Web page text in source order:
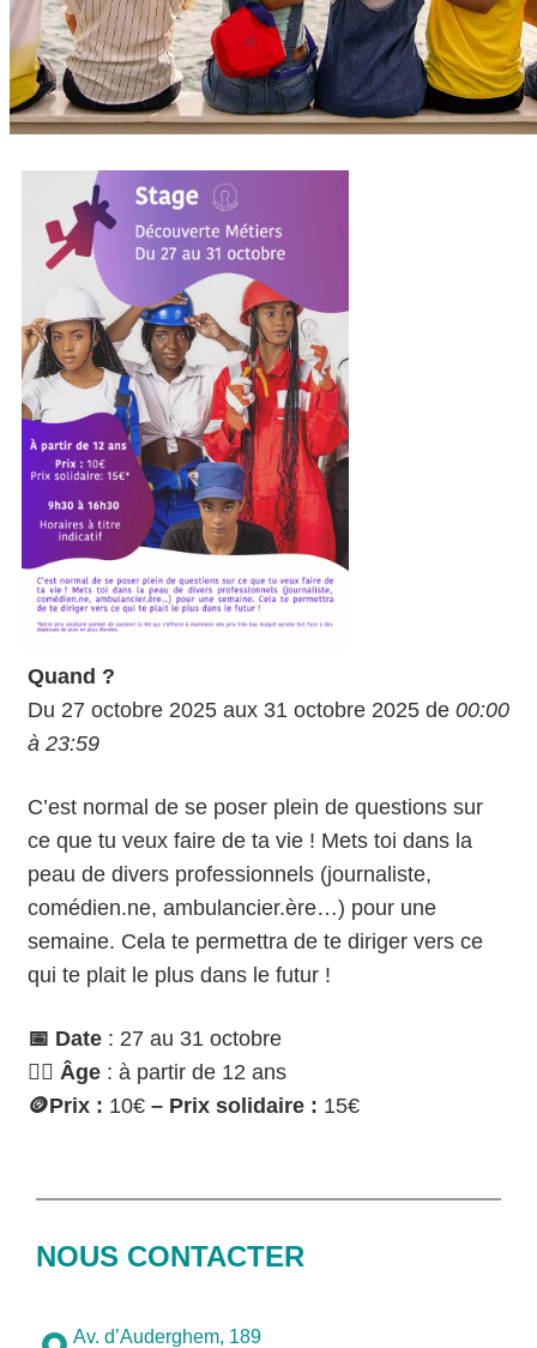
Quand ?
Du 27 octobre 2025 aux 31 octobre 2025 de 00:00
à 23:59
C’est normal de se poser plein de questions sur
ce que tu veux faire de ta vie ! Mets toi dans la
peau de divers professionnels (journaliste,
comédien.ne, ambulancier.ère…) pour une
semaine. Cela te permettra de te diriger vers ce
qui te plait le plus dans le futur !
📅 Date : 27 au 31 octobre
🙋‍♀️ Âge : à partir de 12 ans
🪙Prix : 10€ – Prix solidaire : 15€
NOUS CONTACTER
Av. d’Auderghem, 189